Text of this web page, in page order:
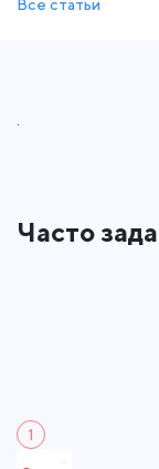
Все статьи
.
Часто
1